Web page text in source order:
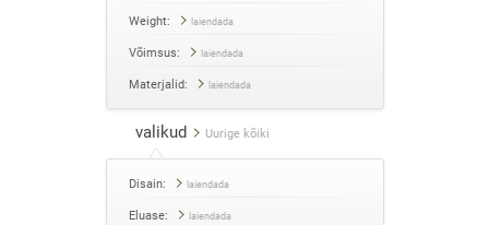
Weight: laiendada
Võimsus: laiendada
Materjalid: laiendada
valikud Uurige kõiki
Disain: laiendada
Eluase: laiendada